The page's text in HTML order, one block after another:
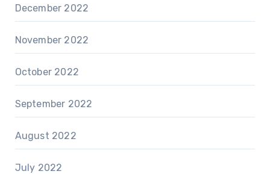
December 2022
November 2022
October 2022
September 2022
August 2022
July 2022